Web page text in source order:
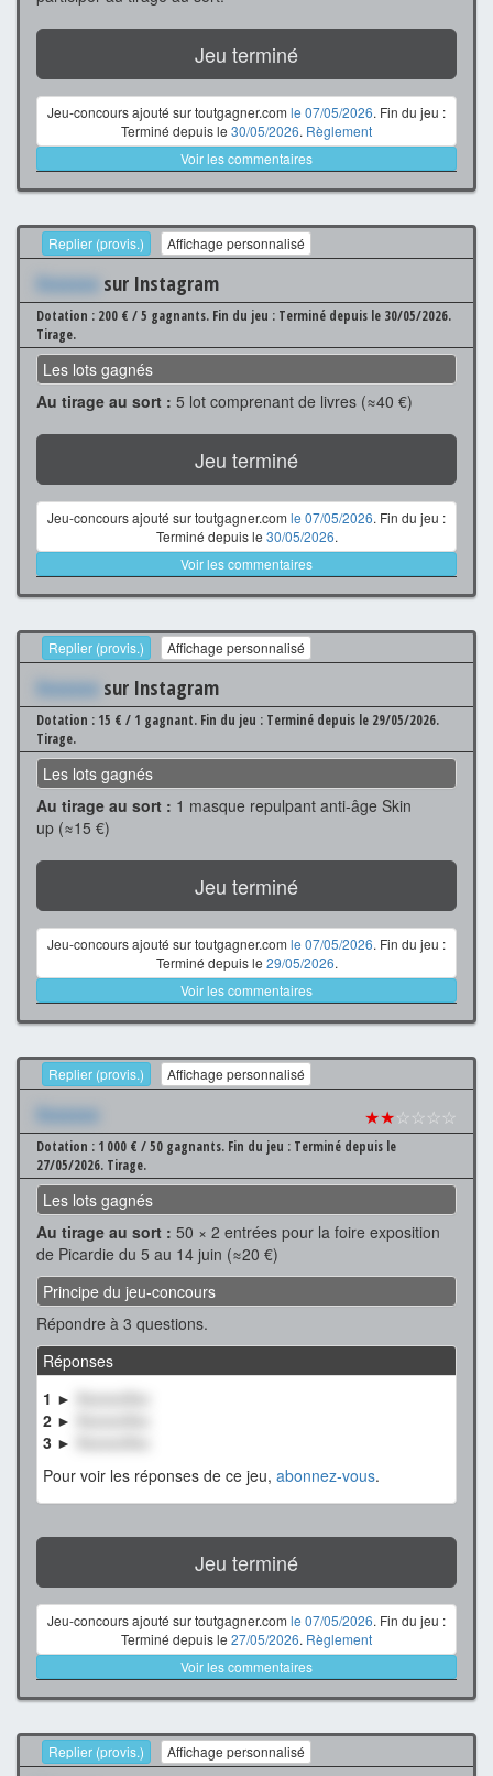
Jeu terminé
Jeu-concours ajouté sur toutgagner.com le 07/05/2026. Fin du jeu :
Terminé depuis le 30/05/2026. Règlement
Voir les commentaires
Replier (provis.) Affichage personnalisé
Xxxxxxx sur Instagram
Dotation : 200 € / 5 gagnants. Fin du jeu : Terminé depuis le 30/05/2026.
Tirage.
Les lots gagnés
Au tirage au sort : 5 lot comprenant de livres (≈40 €)
Jeu terminé
Jeu-concours ajouté sur toutgagner.com le 07/05/2026. Fin du jeu :
Terminé depuis le 30/05/2026.
Voir les commentaires
Replier (provis.) Affichage personnalisé
Xxxxxxx sur Instagram
Dotation : 15 € / 1 gagnant. Fin du jeu : Terminé depuis le 29/05/2026.
Tirage.
Les lots gagnés
Au tirage au sort : 1 masque repulpant anti-âge Skin
up (≈15 €)
Jeu terminé
Jeu-concours ajouté sur toutgagner.com le 07/05/2026. Fin du jeu :
Terminé depuis le 29/05/2026.
Voir les commentaires
Replier (provis.) Affichage personnalisé
Xxxxxxx ★★☆☆☆☆
Dotation : 1 000 € / 50 gagnants. Fin du jeu : Terminé depuis le
27/05/2026. Tirage.
Les lots gagnés
Au tirage au sort : 50 × 2 entrées pour la foire exposition
de Picardie du 5 au 14 juin (≈20 €)
Principe du jeu-concours
Répondre à 3 questions.
Réponses
1 ►
2 ►
3 ►
Pour voir les réponses de ce jeu, abonnez-vous.
Jeu terminé
Jeu-concours ajouté sur toutgagner.com le 07/05/2026. Fin du jeu :
Terminé depuis le 27/05/2026. Règlement
Voir les commentaires
Replier (provis.) Affichage personnalisé